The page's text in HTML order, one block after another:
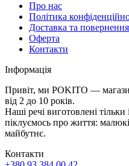
Про нас
Політика
Доставка та повернення
Оферта
Контакти
Інформація
Привіт, ми POKITO —
від 2 до 10 років.
Наші речі виготовлені тільки
піклуємось про життя:
майбутнє.
Контакти